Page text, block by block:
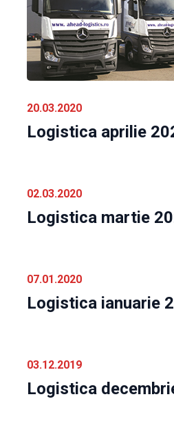
20.03.2020
Logistica aprilie
02.03.2020
Logistica martie
07.01.2020
Logistica ianuarie
03.12.2019
Logistica